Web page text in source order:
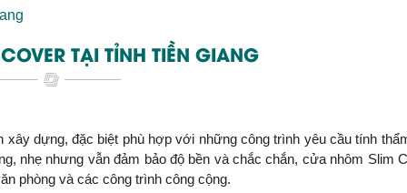
TẠI TỈNH TIỀN GIANG
xây dựng, đặc biệt phù hợp với những công trình yêu cầu tính
nhẹ nhưng vẫn đảm bảo độ bền và chắc chắn, cửa nhôm Slim
phòng và các công trình công cộng.